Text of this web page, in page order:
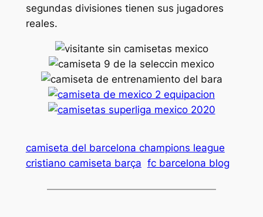
segundas divisiones tienen sus jugadores
reales.
camiseta del barcelona champions league
cristiano camiseta barça fc barcelona blog